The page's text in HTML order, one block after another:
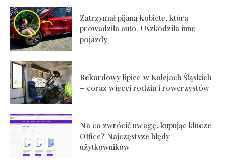
Zatrzymał pijaną kobietę, która
prowadziła auto. Uszkodziła inne
pojazdy
Rekordowy lipiec w Kolejach Śląskich
– coraz więcej rodzin i rowerzystów
Na co zwrócić uwagę, kupując klucze
Office? Najczęstsze błędy
użytkowników